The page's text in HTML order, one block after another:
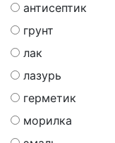
антисептик
грунт
лак
лазурь
герметик
морилка